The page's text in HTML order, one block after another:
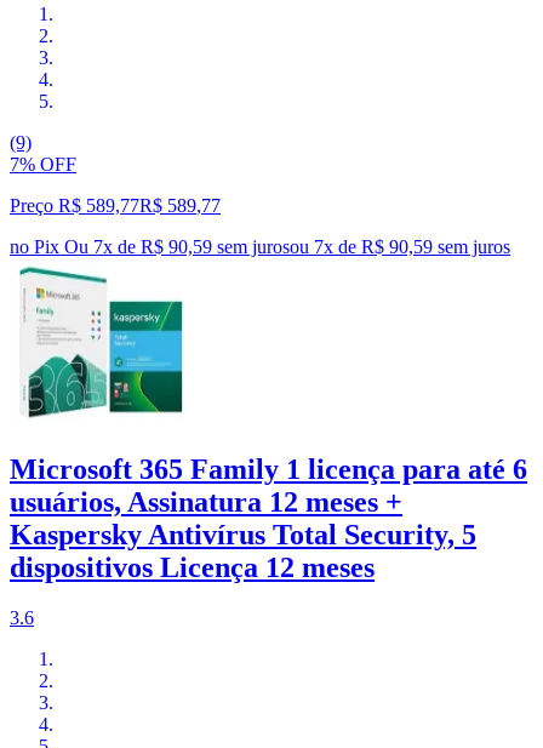
(9)
7% OFF
Preço R$ 589,77R$ 589,77
no Pix Ou 7x de R$ 90,59 sem jurosou 7x de R$ 90,59 sem juros
Microsoft 365 Family 1 licença para até 6
usuários, Assinatura 12 meses +
Kaspersky Antivírus Total Security, 5
dispositivos Licença 12 meses
3.6